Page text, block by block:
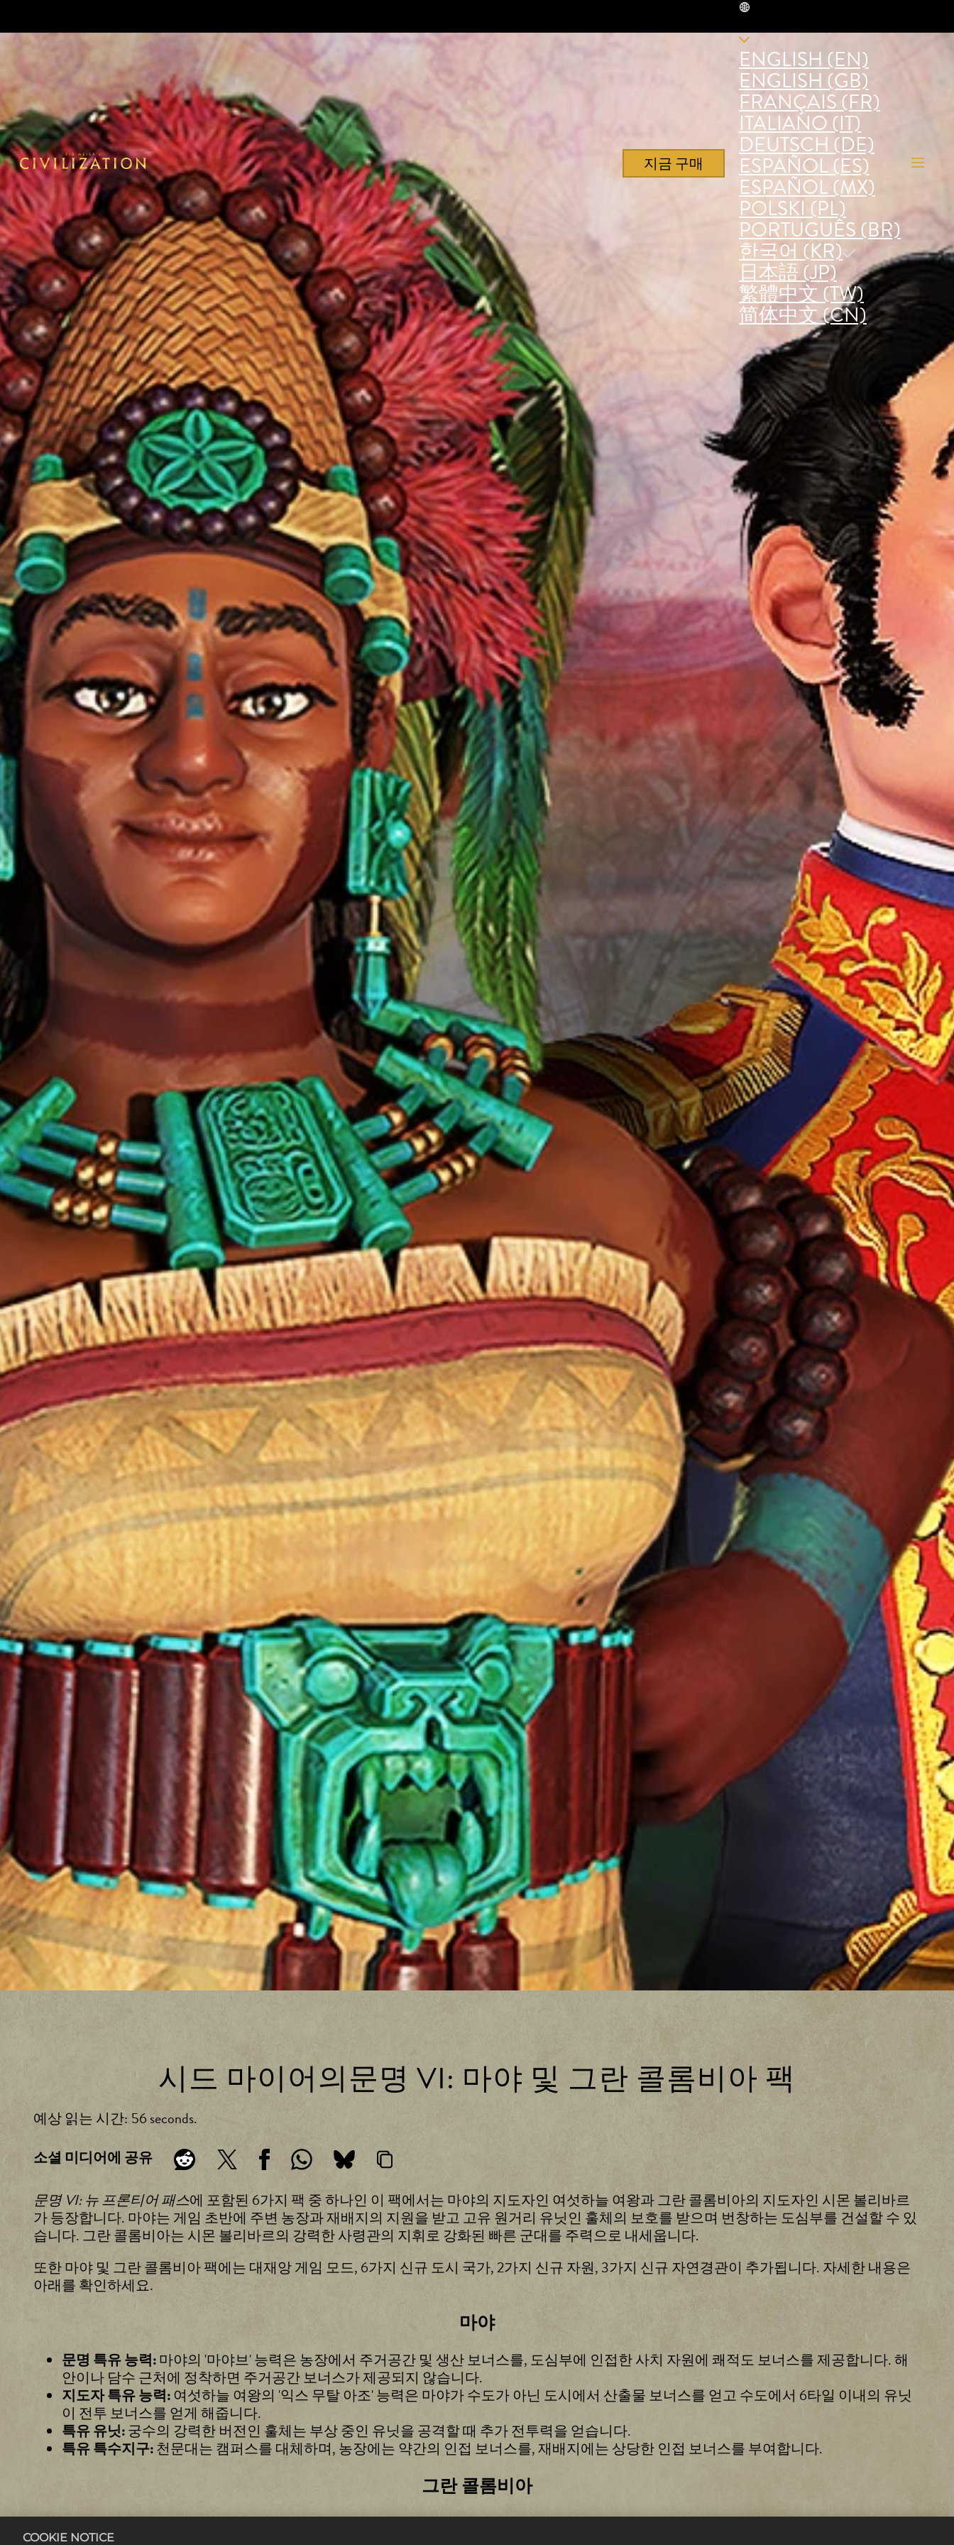
지금 구매
ENGLISH (EN)
ENGLISH (GB)
FRANÇAIS (FR)
ITALIANO (IT)
DEUTSCH (DE)
ESPAÑOL (ES)
ESPAÑOL (MX)
POLSKI (PL)
PORTUGUÊS (BR)
한국어 (KR)
日本語 (JP)
繁體中文 (TW)
简体中文 (CN)
시드 마이어의문명 VI: 마야 및 그란 콜롬비아 팩
예상 읽는 시간 56 seconds
소셜 미디어에 공유
문명 VI: 뉴 프론티어 패스에 포함된 6가지 팩 중 하나인 이 팩에서는 마야의 지도자인 여섯하늘 여왕과 그란 콜롬비아의 지도자인 시몬 볼리바르
가 등장합니다. 마야는 게임 초반에 주변 농장과 재배지의 지원을 받고 고유 원거리 유닛인 훌체의 보호를 받으며 번창하는 도심부를 건설할 수 있
습니다. 그란 콜롬비아는 시몬 볼리바르의 강력한 사령관의 지휘로 강화된 빠른 군대를 주력으로 내세웁니다.
또한 마야 및 그란 콜롬비아 팩에는 대재앙 게임 모드, 6가지 신규 도시 국가, 2가지 신규 자원, 3가지 신규 자연경관이 추가됩니다. 자세한 내용은
아래를 확인하세요.
마야
문명 특유 능력:마야의 '마야브' 능력은 농장에서 주거공간 및 생산 보너스를, 도심부에 인접한 사치 자원에 쾌적도 보너스를 제공합니다. 해
안이나 담수 근처에 정착하면 주거공간 보너스가 제공되지 않습니다.
지도자 특유 능력:여섯하늘 여왕의 '익스 무탈 아조' 능력은 마야가 수도가 아닌 도시에서 산출물 보너스를 얻고 수도에서 6타일 이내의 유닛
이 전투 보너스를 얻게 해줍니다.
특유 유닛:궁수의 강력한 버전인 훌체는 부상 중인 유닛을 공격할 때 추가 전투력을 얻습니다.
특유 특수지구:천문대는 캠퍼스를 대체하며, 농장에는 약간의 인접 보너스를, 재배지에는 상당한 인접 보너스를 부여합니다.
그란 콜롬비아
문명 특유 능력:'애국자 군대' 능력으로 그란 콜롬비아는 모든 유닛이 이동 보너스를 받으며, 유닛을 진급시켜도 해당 유닛의 턴이 끝나지 않
습니다.
COOKIE NOTICE